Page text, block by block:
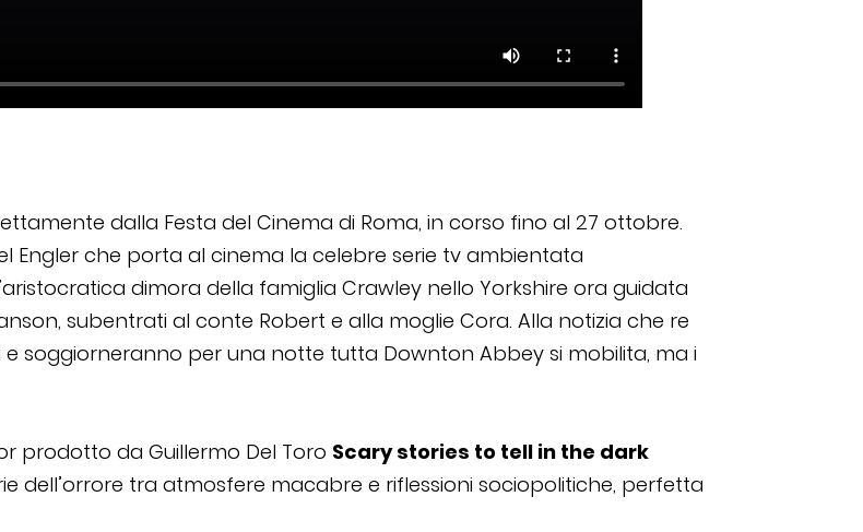
dalla Festa del Cinema di Roma, in corso fino al 27 ottobre.
Engler che porta al cinema la celebre serie tv ambientata
dimora della famiglia Crawley nello Yorkshire ora guidata
subentrati al conte Robert e alla moglie Cora. Alla notizia che re
soggiorneranno per una notte tutta Downton Abbey si mobilita, ma i
prodotto da Guillermo Del Toro Scary stories to tell in the dark
dell’orrore tra atmosfere macabre e riflessioni sociopolitiche, perfetta